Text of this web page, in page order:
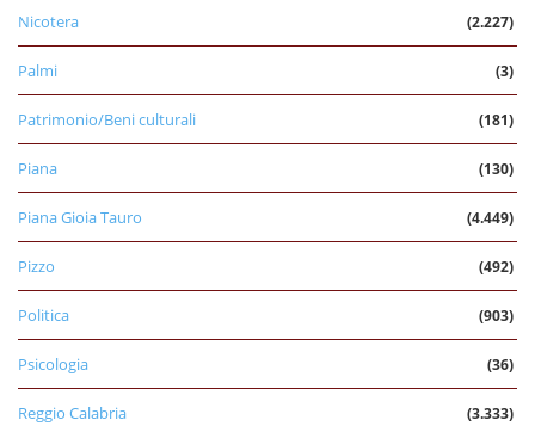
Nicotera (2.227)
Palmi (3)
Patrimonio/Beni culturali (181)
Piana (130)
Piana Gioia Tauro (4.449)
Pizzo (492)
Politica (903)
Psicologia (36)
Reggio Calabria (3.333)